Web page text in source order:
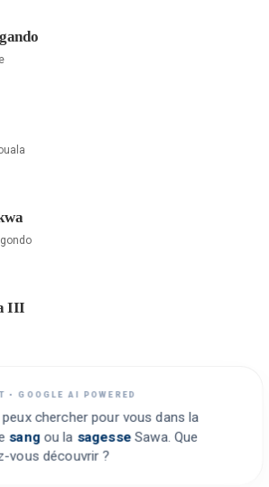
III
• GOOGLE AI POWERED
peux chercher pour vous dans la
sangou la sagesseSawa. Que
vous découvrir ?